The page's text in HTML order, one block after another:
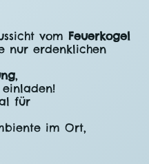
vom Feuerkogel
nur erdenklichen
,
für
im Ort,